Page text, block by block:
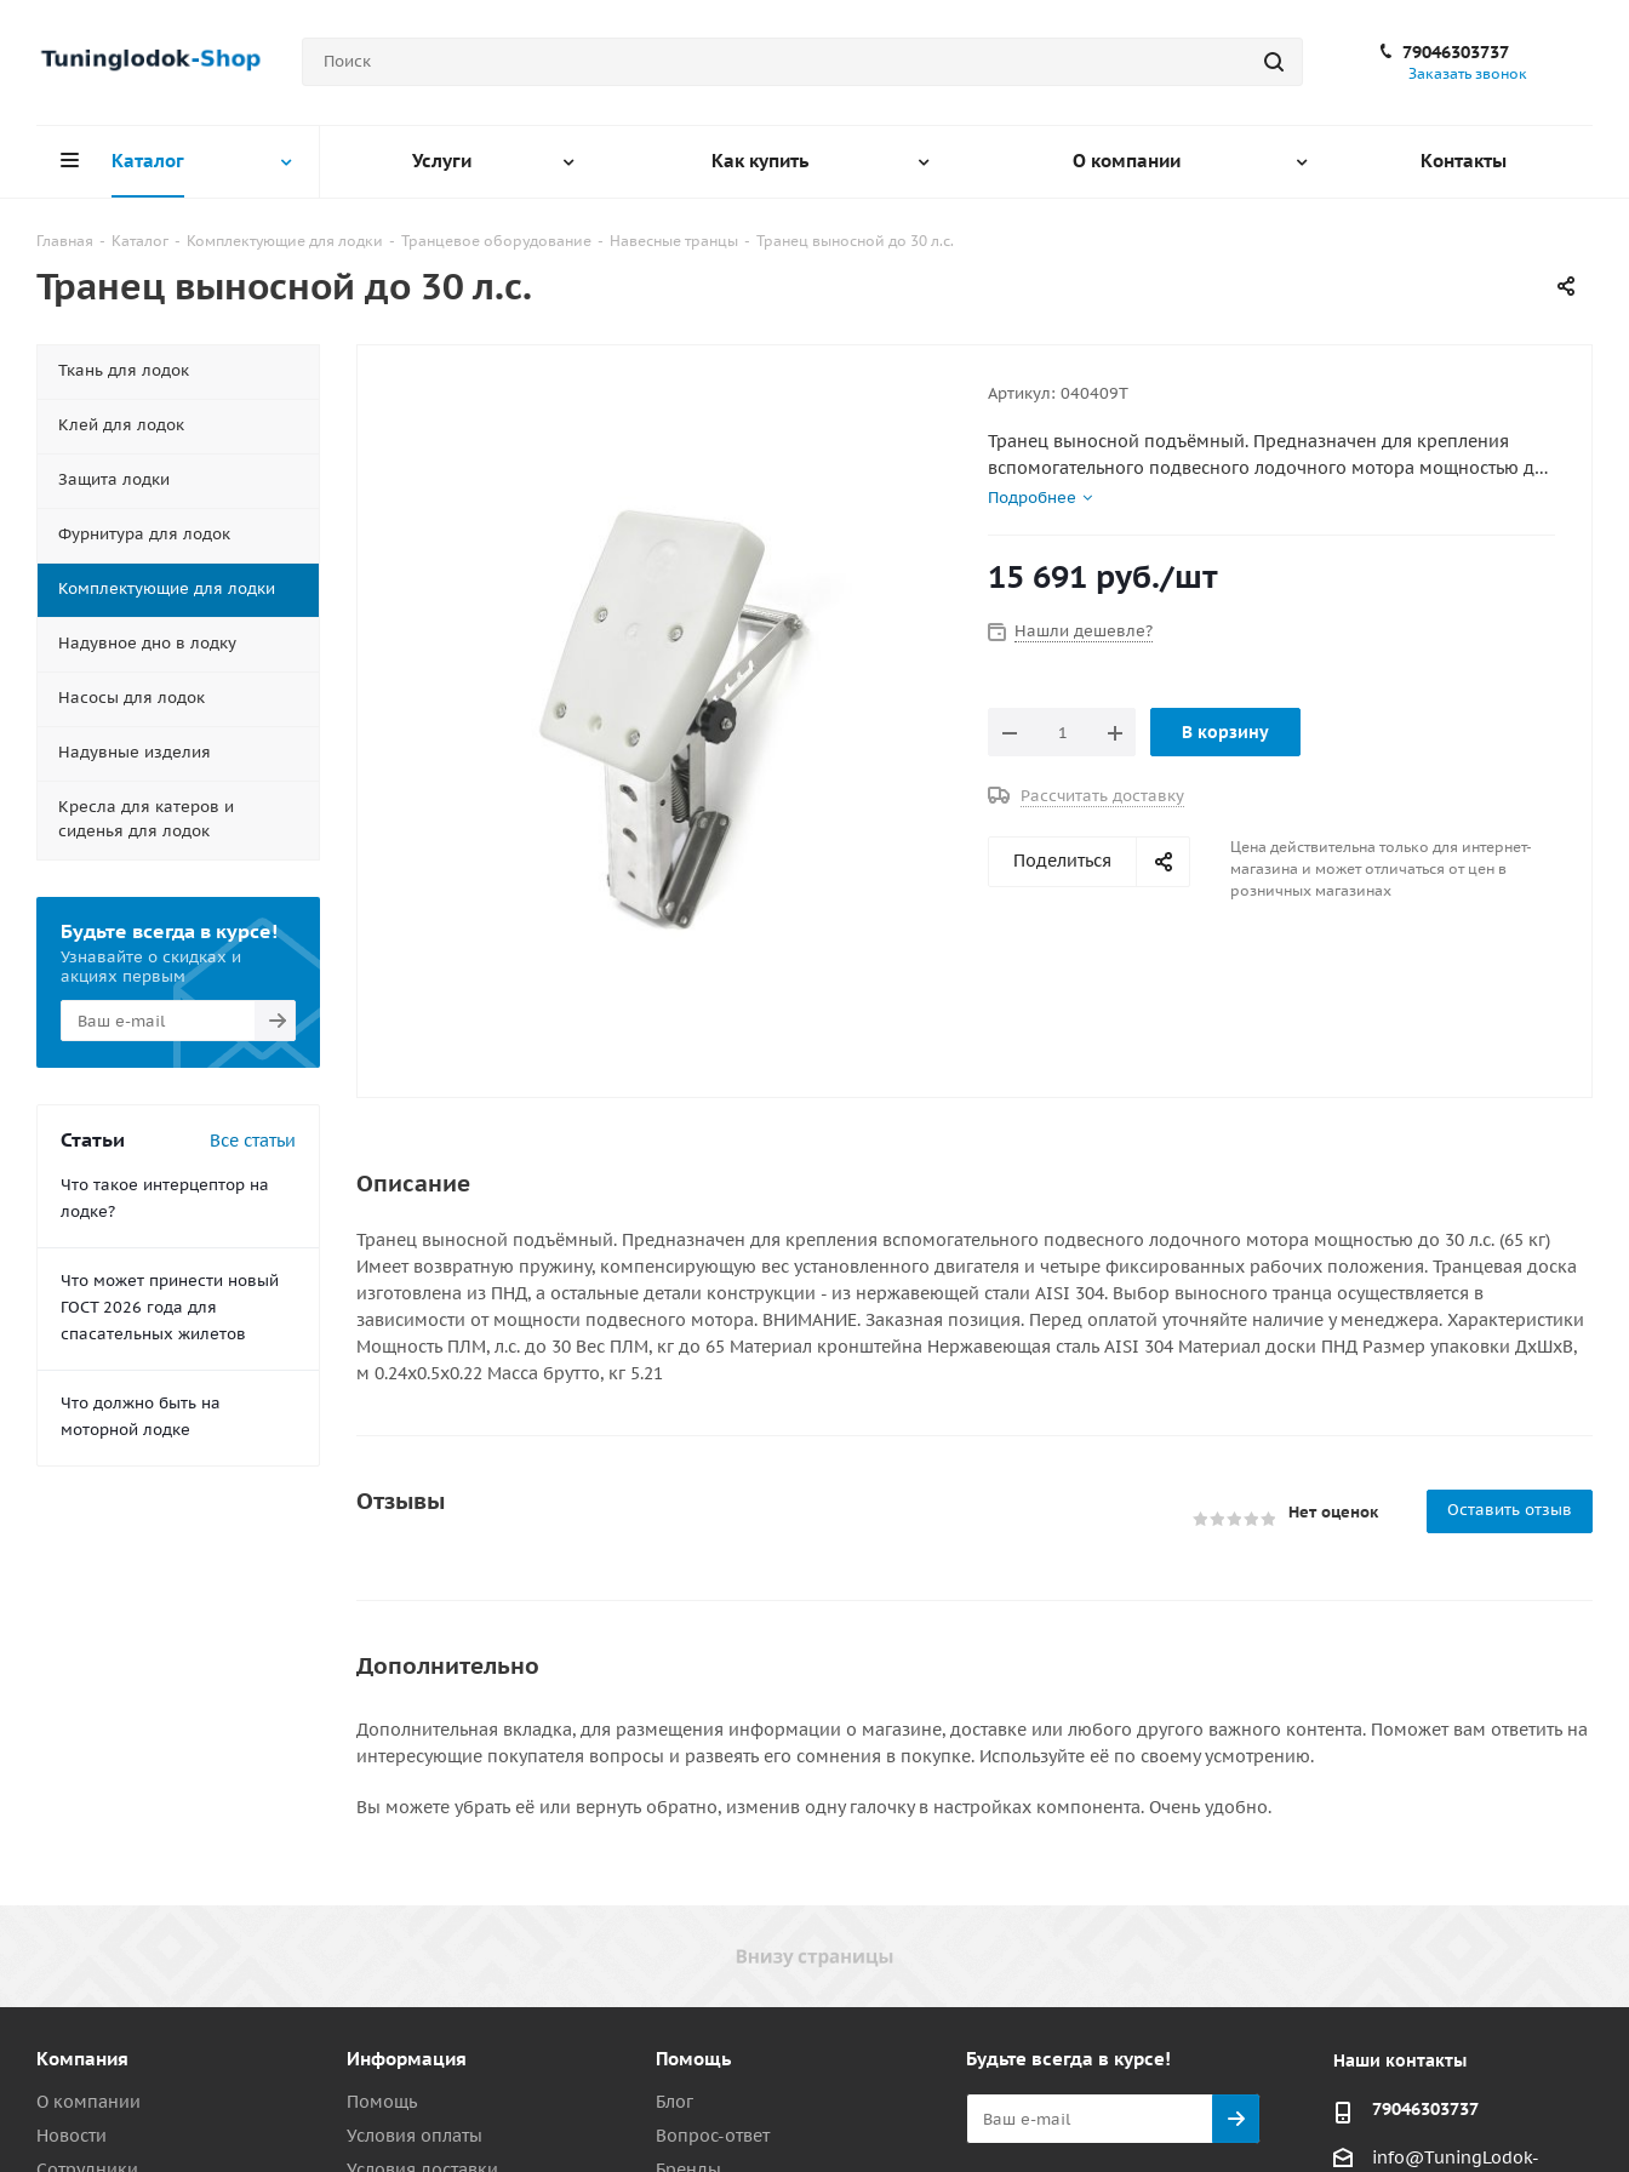
79046303737
Заказать звонок
Каталог Услуги Как купить О компании Контакты
Главная - Каталог - Комплектующие для лодки - Транцевое оборудование - Навесные транцы - Транец выносной до 30 л.с.
Транец выносной до 30 л.с.
Артикул: 040409T
Транец выносной подъёмный. Предназначен для крепления
вспомогательного подвесного лодочного мотора мощностью до
30 л.с. (65 кг) Имеет возвратную пружину, компенсирующую вес
детали конструкции - из нержавеющей стали. Выбор выносного
транца осуществляется в зависимости от мощности подвесного
мотора. Характеристики Вес ПЛМ, кг до 65 Материал доски ПНД
Подробнее
15 691 руб./шт
Нашли дешевле?
В корзину
Рассчитать доставку
Поделиться
Цена действительна только для интернет-
магазина и может отличаться от цен в
розничных магазинах
Описание
Транец выносной подъёмный. Предназначен для крепления вспомогательного подвесного лодочного мотора мощностью до 30 л.с. (65 кг)
Имеет возвратную пружину, компенсирующую вес установленного двигателя и четыре фиксированных рабочих положения. Транцевая доска
изготовлена из ПНД, а остальные детали конструкции - из нержавеющей стали AISI 304. Выбор выносного транца осуществляется в
зависимости от мощности подвесного мотора. ВНИМАНИЕ. Заказная позиция. Перед оплатой уточняйте наличие у менеджера. Характеристики
Мощность ПЛМ, л.с. до 30 Вес ПЛМ, кг до 65 Материал кронштейна Нержавеющая сталь AISI 304 Материал доски ПНД Размер упаковки ДхШхВ,
м 0.24x0.5x0.22 Масса брутто, кг 5.21
Отзывы Нет оценок Оставить отзыв
Дополнительно
Дополнительная вкладка, для размещения информации о магазине, доставке или любого другого важного контента. Поможет вам ответить на
интересующие покупателя вопросы и развеять его сомнения в покупке. Используйте её по своему усмотрению.
Вы можете убрать её или вернуть обратно, изменив одну галочку в настройках компонента. Очень удобно.
Ткань для лодок
Клей для лодок
Защита лодки
Фурнитура для лодок
Комплектующие для лодки
Надувное дно в лодку
Насосы для лодок
Надувные изделия
Кресла для катеров и
сиденья для лодок
Будьте всегда в курсе!
Узнавайте о скидках и
акциях первым
Статьи Все статьи
Что такое интерцептор на
лодке?
Что может принести новый
ГОСТ 2026 года для
спасательных жилетов
Что должно быть на
моторной лодке
Компания
О компании
Новости
Информация
Помощь
Условия оплаты
Помощь
Блог
Вопрос-ответ
Будьте всегда в курсе! Наши контакты
79046303737
info@TuningLodok-